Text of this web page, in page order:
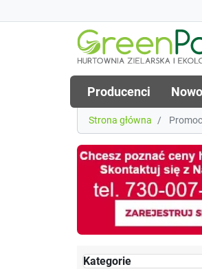
Producenci
Strona główna
Kategorie